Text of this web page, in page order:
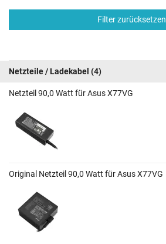
Filter zurücksetzen
Netzteile / Ladekabel (4)
Netzteil 90,0 Watt für Asus X77VG
Original Netzteil 90,0 Watt für Asus X77VG